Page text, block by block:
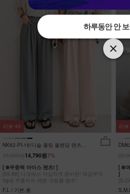
NK62-PI-16/디슬 쿨링 올밴딩 팬츠
7%
14,790원
[ ❄️무중력 아이스 팬츠! ]
[55-88] 나크에서 야심차게 준비한! 체감무게
0g에 주름까지 예쁜 크링클 팬츠!
F,L / 기본,롱
리뷰 43
[ ❄️
]
[S-
원단
리뷰
하루동안 안
하루동안 안